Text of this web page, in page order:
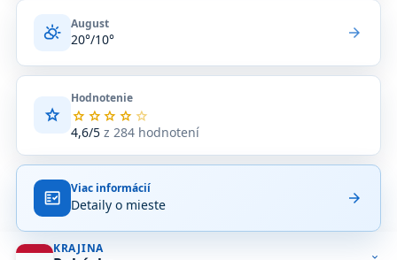
partly_cloudy_day August
20°/10° arrow_forward
star
Hodnotenie
star star star star star
4,6/5z 284 hodnotení
Priemerné
hodnotenie
z
na
základe
284
hodnotení
fact_check Viac informácií
Detaily o mieste arrow_forward
KRAJINA
expand_more